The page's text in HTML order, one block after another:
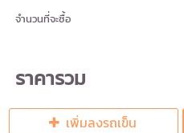
จำนวนที่จะซื้อ
ราคารวม
เพิ่มลงรถเข็น